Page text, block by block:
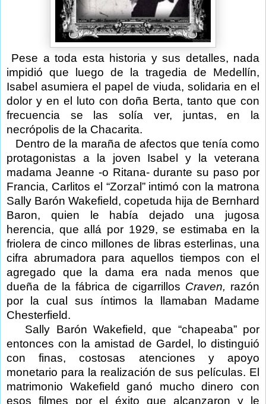
Pese a toda esta historia y sus detalles, nada
impidió que luego de la tragedia de Medellín,
Isabel asumiera el papel de viuda, solidaria en el
dolor y en el luto con doña Berta, tanto que con
frecuencia se las solía ver, juntas, en la
necrópolis de la Chacarita.
Dentro de la maraña de afectos que tenía como
protagonistas a la joven Isabel y la veterana
madama Jeanne -o Ritana- durante su paso por
Francia, Carlitos el “Zorzal” intimó con la matrona
Sally Barón Wakefield, copetuda hija de Bernhard
Baron, quien le había dejado una jugosa
herencia, que allá por 1929, se estimaba en la
friolera de cinco millones de libras esterlinas, una
cifra abrumadora para aquellos tiempos con el
agregado que la dama era nada menos que
dueña de la fábrica de cigarrillos Craven, razón
por la cual sus íntimos la llamaban Madame
Chesterfield.
Sally Barón Wakefield, que “chapeaba” por
entonces con la amistad de Gardel, lo distinguió
con finas, costosas atenciones y apoyo
monetario para la realización de sus películas. El
matrimonio Wakefield ganó mucho dinero con
esos filmes por el éxito que alcanzaron y le